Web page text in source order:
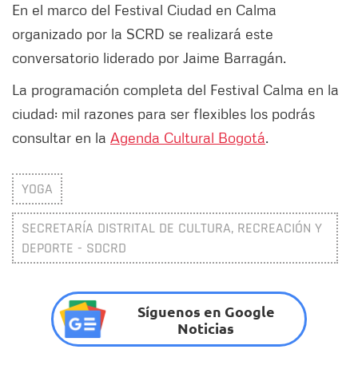
En el marco del Festival Ciudad en Calma
organizado por la SCRD se realizará este
conversatorio liderado por Jaime Barragán.
La programación completa del Festival Calma en la
ciudad: mil razones para ser flexibles los podrás
consultar en la Agenda Cultural Bogotá.
YOGA
SECRETARÍA DISTRITAL DE CULTURA, RECREACIÓN Y
DEPORTE - SDCRD
Síguenos en Google
Noticias